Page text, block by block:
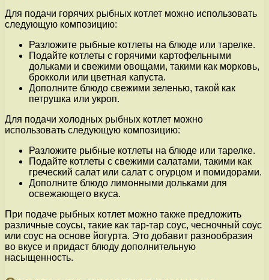
Для подачи горячих рыбных котлет можно использовать
следующую композицию:
Разложите рыбные котлеты на блюде или тарелке.
Подайте котлеты с горячими картофельными
дольками и свежими овощами, такими как морковь,
брокколи или цветная капуста.
Дополните блюдо свежими зеленью, такой как
петрушка или укроп.
Для подачи холодных рыбных котлет можно
использовать следующую композицию:
Разложите рыбные котлеты на блюде или тарелке.
Подайте котлеты с свежими салатами, такими как
греческий салат или салат с огурцом и помидорами.
Дополните блюдо лимонными дольками для
освежающего вкуса.
При подаче рыбных котлет можно также предложить
различные соусы, такие как тар-тар соус, чесночный соус
или соус на основе йогурта. Это добавит разнообразия
во вкусе и придаст блюду дополнительную
насыщенность.